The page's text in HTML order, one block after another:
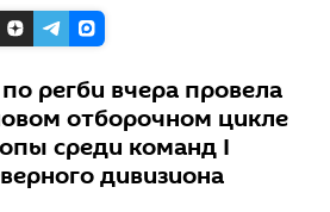
регби вчера провела
отборочном цикле
среди команд I
дивизиона